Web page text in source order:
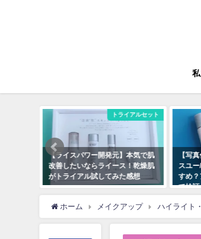
トライアルセット
【ライスパワー開発元】本気で肌
改善したいならライース！乾燥肌
がトライアル試してみた感想
【写
スユ
すめ？
て検証
ホーム メイクアップ ハイライト